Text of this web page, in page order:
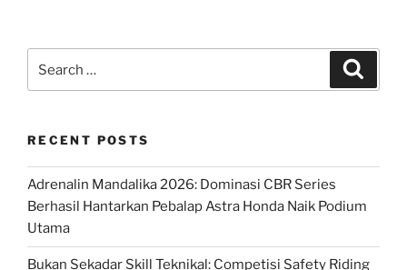
RECENT POSTS
Adrenalin Mandalika 2026: Dominasi CBR Series
Berhasil Hantarkan Pebalap Astra Honda Naik Podium
Utama
Bukan Sekadar Skill Teknikal: Competisi Safety Riding